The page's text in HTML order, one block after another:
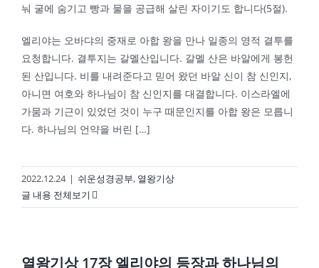
눠 굴에 숨기고 빵과 물을 공급해 살린 자이기도 합니다(5절).
엘리야는 오바댜의 중재로 아합 왕을 만나 일종의 영적 결투를
요청합니다. 결투지는 갈멜산입니다. 갈멜 산은 바알에게 봉헌
된 산입니다. 비를 내려준다고 믿어 왔던 바알 신이 참 신인지,
아니면 여호와 하나님이 참 신인지를 대결합니다. 이스라엘에
가뭄과 기근이 있었던 것이 누구 때문인지를 아합 왕은 모릅니
다. 하나님의 언약을 버린 […]
2022.12.24 | 쉬운성경공부, 열왕기상
글 내용 전체보기
열왕기상 17장 엘리야의 등장과 하나님의